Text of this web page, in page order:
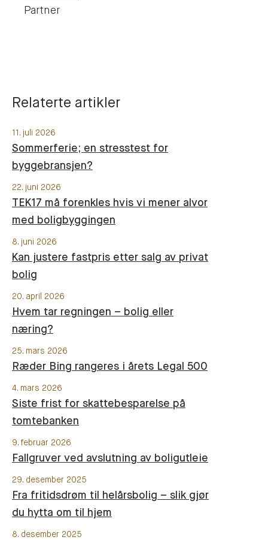
Partner
Relaterte artikler
11. juli 2026
Sommerferie; en stresstest for
byggebransjen?
22. juni 2026
TEK17 må forenkles hvis vi mener alvor
med boligbyggingen
8. juni 2026
Kan justere fastpris etter salg av privat
bolig
20. april 2026
Hvem tar regningen – bolig eller
næring?
25. mars 2026
Ræder Bing rangeres i årets Legal 500
4. mars 2026
Siste frist for skattebesparelse på
tomtebanken
9. februar 2026
Fallgruver ved avslutning av boligutleie
29. desember 2025
Fra fritidsdrøm til helårsbolig – slik gjør
du hytta om til hjem
8. desember 2025